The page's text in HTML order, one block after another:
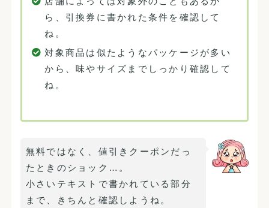
ら、引換券に書かれた条件を確認して
ね。
対象商品は似たようなパッケージが多い
から、味やサイズまでしっかり確認して
ね。
無料ではなく、値引きクーポンだっ
たときのショック…。
小さいテキストで書かれている部分
まで、きちんと確認しようね。